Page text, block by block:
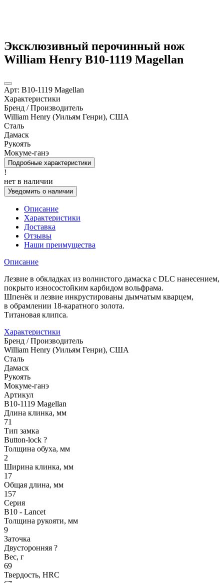
Эксклюзивный перочинный нож
William Henry B10-1119 Magellan
Арт: B10-1119 Magellan
Характеристики
Бренд / Производитель
William Henry (Уильям Генри), США
Сталь
Дамаск
Рукоять
Мокуме-ганэ
Подробные характеристики
!
нет в наличии
Уведомить о наличии
Описание
Характеристики
Доставка
Отзывы
Наши преимущества
Описание
Лезвие в обкладках из волнистого дамаска с DLC нанесением,
покрыто износостойким карбидом вольфрама.
Шпенёк и лезвие инкрустированы дымчатым кварцем,
в обрамлении 18-каратного золота.
Титановая клипса.
Характеристики
Бренд / Производитель
William Henry (Уильям Генри), США
Сталь
Дамаск
Рукоять
Мокуме-ганэ
Артикул
B10-1119 Magellan
Длина клинка, мм
71
Тип замка
Button-lock ?
Толщина обуха, мм
2
Ширина клинка, мм
17
Общая длина, мм
157
Серия
B10 - Lancet
Толщина рукояти, мм
9
Заточка
Двусторонняя ?
Вес, г
69
Твердость, HRC